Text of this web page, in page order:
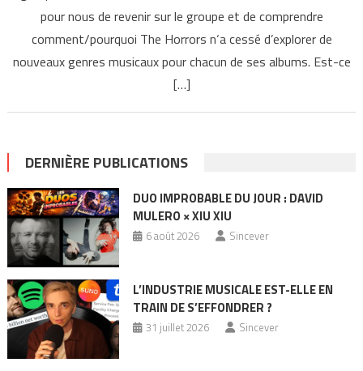
pour nous de revenir sur le groupe et de comprendre
comment/pourquoi The Horrors n‘a cessé d’explorer de
nouveaux genres musicaux pour chacun de ses albums. Est-ce
[…]
DERNIÈRE PUBLICATIONS
DUO IMPROBABLE DU JOUR : DAVID
MULERO × XIU XIU
6 août 2026 Sincever
L’INDUSTRIE MUSICALE EST-ELLE EN
TRAIN DE S’EFFONDRER ?
31 juillet 2026 Sincever